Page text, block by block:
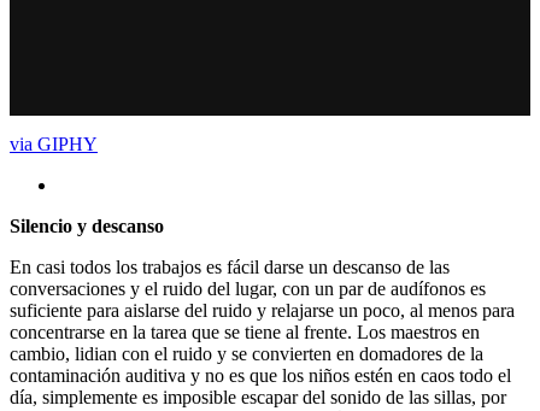
via GIPHY
Silencio y descanso
En casi todos los trabajos es fácil darse un descanso de las
conversaciones y el ruido del lugar, con un par de audífonos es
suficiente para aislarse del ruido y relajarse un poco, al menos para
concentrarse en la tarea que se tiene al frente. Los maestros en
cambio, lidian con el ruido y se convierten en domadores de la
contaminación auditiva y no es que los niños estén en caos todo el
día, simplemente es imposible escapar del sonido de las sillas, por